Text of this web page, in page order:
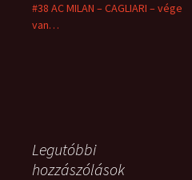
#38 AC MILAN – CAGLIARI – vége
van…
Legutóbbi
hozzászólások